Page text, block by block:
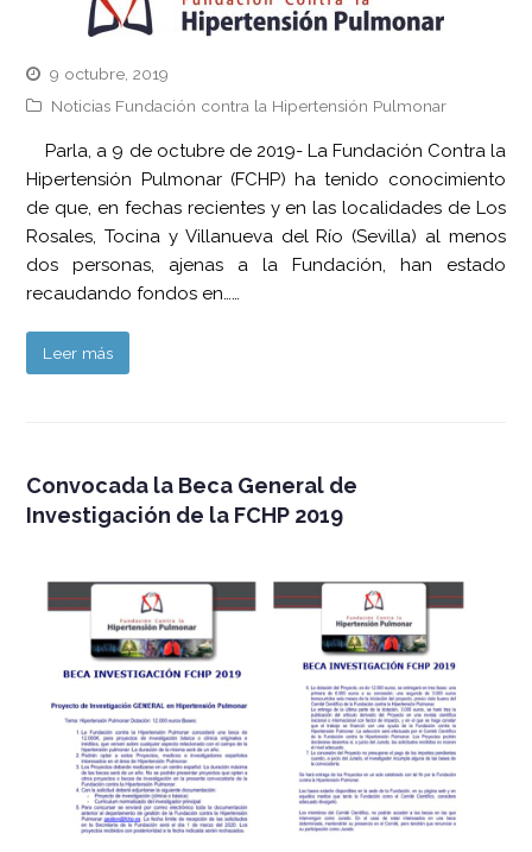
9 octubre, 2019
Noticias Fundación contra la Hipertensión Pulmonar
Parla, a 9 de octubre de 2019- La Fundación Contra la
Hipertensión Pulmonar (FCHP) ha tenido conocimiento
de que, en fechas recientes y en las localidades de Los
Rosales, Tocina y Villanueva del Río (Sevilla) al menos
dos personas, ajenas a la Fundación, han estado
recaudando fondos en……
Leer más
Convocada la Beca General de
Investigación de la FCHP 2019